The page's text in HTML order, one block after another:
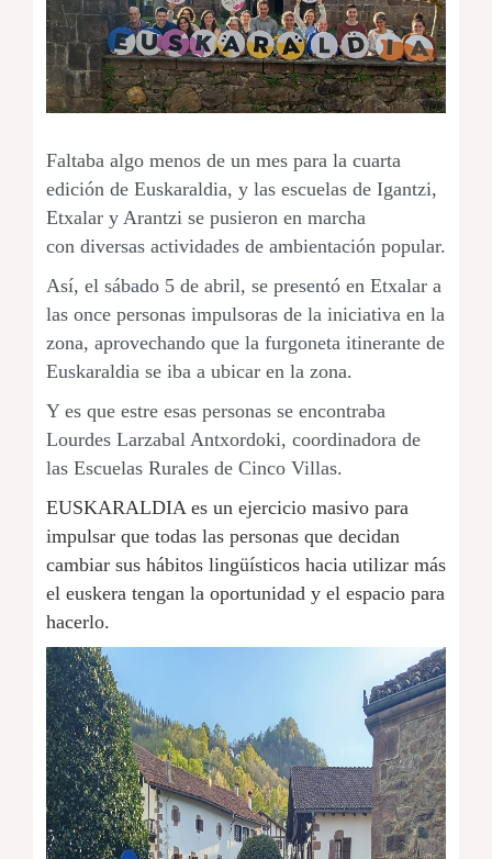
Faltaba algo menos de un mes para la cuarta
edición de Euskaraldia, y las escuelas de Igantzi,
Etxalar y Arantzi se pusieron en marcha
con diversas actividades de ambientación popular.
Así, el sábado 5 de abril, se presentó en Etxalar a
las once personas impulsoras de la iniciativa en la
zona, aprovechando que la furgoneta itinerante de
Euskaraldia se iba a ubicar en la zona.
Y es que estre esas personas se encontraba
Lourdes Larzabal Antxordoki, coordinadora de
las Escuelas Rurales de Cinco Villas.
EUSKARALDIA es un ejercicio masivo para
impulsar que todas las personas que decidan
cambiar sus hábitos lingüísticos hacia utilizar más
el euskera tengan la oportunidad y el espacio para
hacerlo.